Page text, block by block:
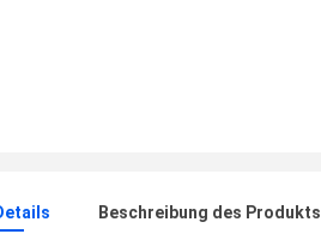
Beschreibung des Produkts